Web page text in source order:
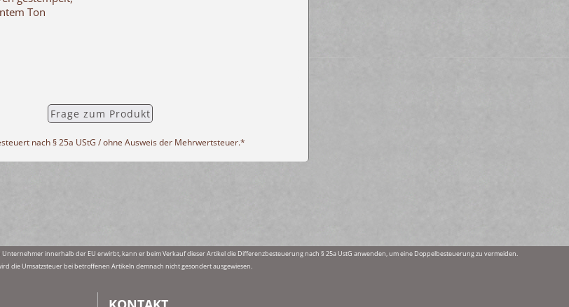
Ton
Frage zum Produkt
nach § 25a UStG / ohne Ausweis der Mehrwertsteuer.*
innerhalb der EU erwirbt, kann er beim Verkauf dieser Artikel die Differenzbesteuerung nach § 25a UstG anwenden, um eine Doppelbesteuerung zu vermeiden.
die Umsatzsteuer bei betroffenen Artikeln demnach nicht gesondert ausgewiesen.